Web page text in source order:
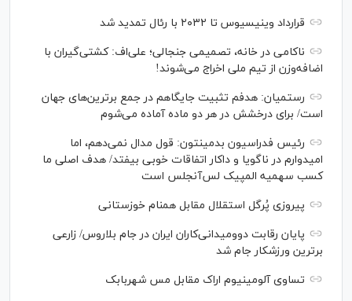
قرارداد وینیسیوس تا ۲۰۳۲ با رئال‌ تمدید شد
ناکامی در خانه، تصمیمی جنجالی؛ علی‌اف: کشتی‌گیران با
اضافه‌وزن از تیم ملی اخراج می‌شوند!
رستمیان: هدفم تثبیت جایگاهم در جمع برترین‌های جهان
است/ برای درخشش در هر دو ماده آماده می‌شوم
رئیس فدراسیون بدمینتون: قول مدال نمی‌دهم، اما
امیدوارم در ناگویا و داکار اتفاقات خوبی بیفتد/ هدف اصلی ما
کسب سهمیه المپیک لس‌آنجلس است
پیروزی پُرگل استقلال مقابل همنام خوزستانی
پایان رقابت دوومیدانی‌کاران ایران در جام بلاروس/ زارعی
برترین ورزشکار جام شد
تساوی آلومینیوم اراک مقابل مس شهربابک